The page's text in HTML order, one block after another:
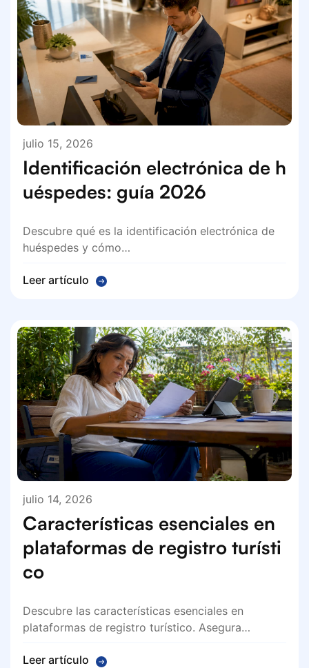
julio 15, 2026
Identificación electrónica de h
uéspedes: guía 2026
Descubre qué es la identificación electrónica de
huéspedes y cómo…
Leer artículo
julio 14, 2026
Características esenciales en
plataformas de registro turísti
co
Descubre las características esenciales en
plataformas de registro turístico. Asegura…
Leer artículo